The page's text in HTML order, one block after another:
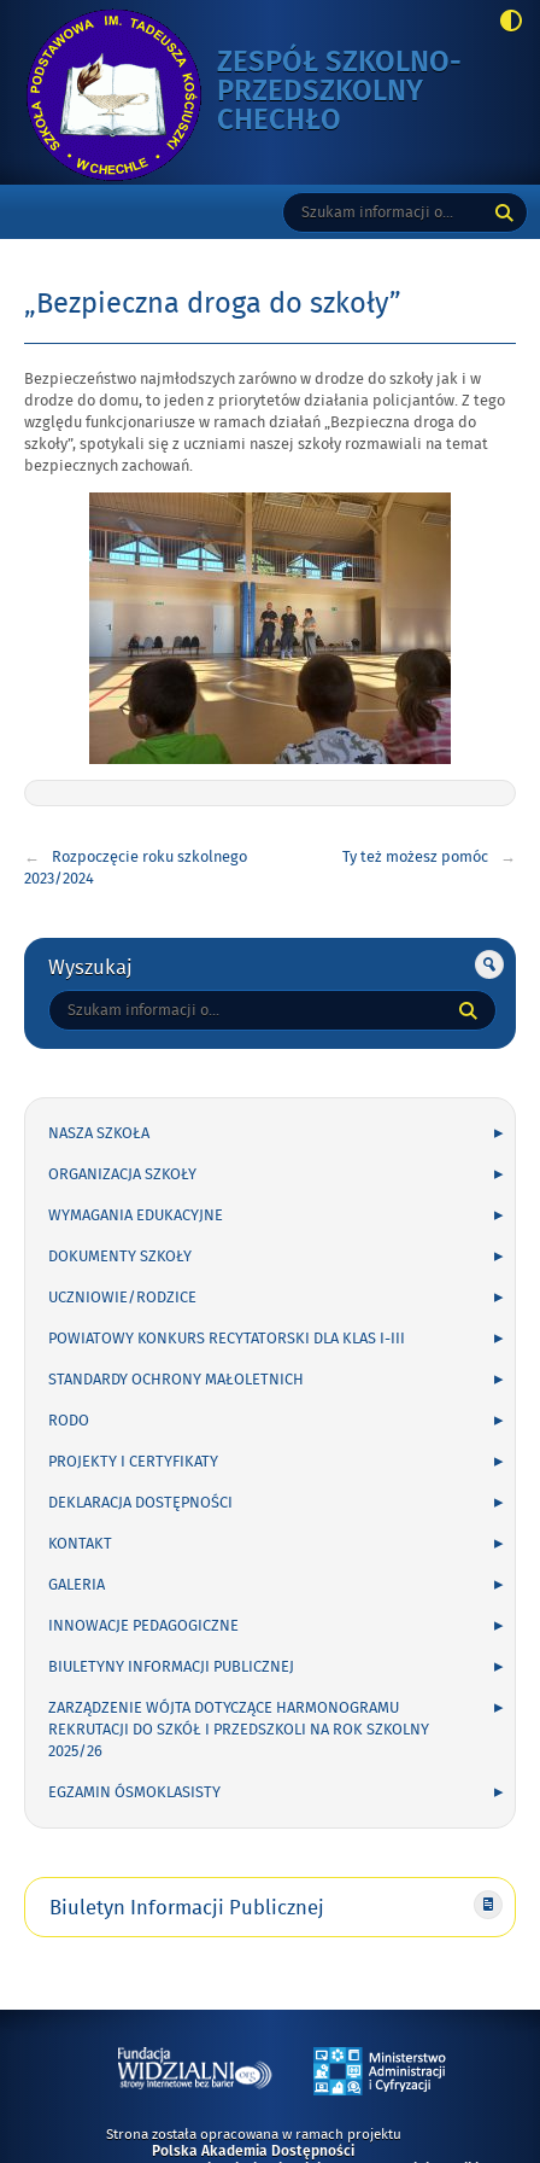
ZESPÓŁ SZKOLNO-
PRZEDSZKOLNY
CHECHŁO
DROGA
DO
SZKOŁY”
Wyszukiwarka
Tutaj
wpisz
szukaną
„Bezpieczna droga do szkoły”
Opublikowano
w
dniu
Bezpieczeństwo najmłodszych zarówno w drodze do szkoły jak i w
drodze do domu, to jeden z priorytetów działania policjantów. Z tego
względu funkcjonariusze w ramach działań „Bezpieczna droga do
szkoły”, spotykali się z uczniami naszej szkoły rozmawiali na temat
bezpiecznych zachowań.
wpisuRozpoczęcie roku szkolnego
2023/2024
Ty też możesz pomóc
Gorne
Wyszukaj
Tutaj
wpisz
NASZA SZKOŁA
ORGANIZACJA SZKOŁY
WYMAGANIA EDUKACYJNE
DOKUMENTY SZKOŁY
UCZNIOWIE/RODZICE
POWIATOWY KONKURS RECYTATORSKI DLA KLAS I-III
STANDARDY OCHRONY MAŁOLETNICH
RODO
PROJEKTY I CERTYFIKATY
DEKLARACJA DOSTĘPNOŚCI
KONTAKT
GALERIA
INNOWACJE PEDAGOGICZNE
BIULETYNY INFORMACJI PUBLICZNEJ
ZARZĄDZENIE WÓJTA DOTYCZĄCE HARMONOGRAMU
REKRUTACJI DO SZKÓŁ I PRZEDSZKOLI NA ROK SZKOLNY
2025/26
EGZAMIN ÓSMOKLASISTY
Biuletyn Informacji Publicznej
Strona została opracowana w ramach projektu
Polska Akademia Dostępności